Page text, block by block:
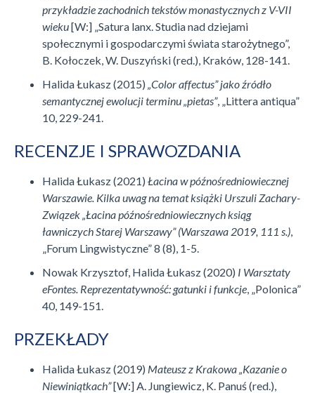
przykładzie zachodnich tekstów monastycznych z V-VII
wieku[W:] „Satura lanx. Studia nad dziejami
społecznymi i gospodarczymi świata starożytnego”,
B. Kołoczek, W. Duszyński (red.), Kraków, 128-141.
Halida Łukasz (2015) „Color affectus” jako źródło
semantycznej ewolucji terminu „pietas”, „Littera antiqua”
10, 229-241.
RECENZJE I SPRAWOZDANIA
Halida Łukasz (2021) Łacina w późnośredniowiecznej
Warszawie. Kilka uwag na temat książki Urszuli Zachary-
Związek „Łacina późnośredniowiecznych ksiąg
ławniczych Starej Warszawy” (Warszawa 2019, 111 s.)
„Forum Lingwistyczne” 8 (8), 1-5.
Nowak Krzysztof, Halida Łukasz (2020) I Warsztaty
eFontes. Reprezentatywność: gatunki i funkcje , „Polonica”
40, 149-151.
PRZEKŁADY
Halida Łukasz (2019) Mateusz z Krakowa „Kazanie o
Niewiniątkach”[W:] A. Jungiewicz, K. Panuś (red.),